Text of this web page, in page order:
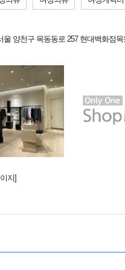
울 양천구 목동동로 257 현대백화점목
지]